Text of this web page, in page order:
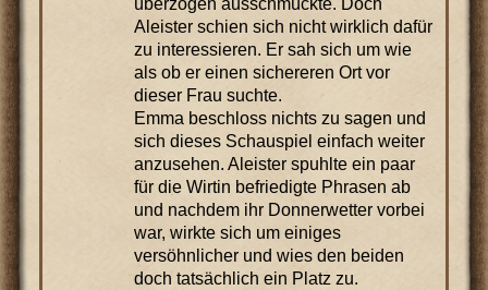
überzogen ausschmückte. Doch
Aleister schien sich nicht wirklich dafür
zu interessieren. Er sah sich um wie
als ob er einen sichereren Ort vor
dieser Frau suchte.
Emma beschloss nichts zu sagen und
sich dieses Schauspiel einfach weiter
anzusehen. Aleister spuhlte ein paar
für die Wirtin befriedigte Phrasen ab
und nachdem ihr Donnerwetter vorbei
war, wirkte sich um einiges
versöhnlicher und wies den beiden
doch tatsächlich ein Platz zu.